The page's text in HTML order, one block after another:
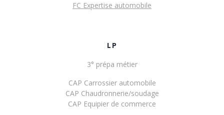
FC Expertise automobile
LP
3° prépa métier
CAP Carrossier automobile
CAP Chaudronnerie/soudage
CAP Equipier de commerce